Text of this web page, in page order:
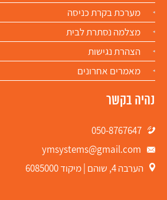
מערכת בקרת כניסה
מצלמה נסתרת לבית
הצהרת נגישות
מאמרים אחרונים
נהיה בקשר
050-8767647
ymsystems@gmail.com
הערבה 4, שוהם | מיקוד 6085000